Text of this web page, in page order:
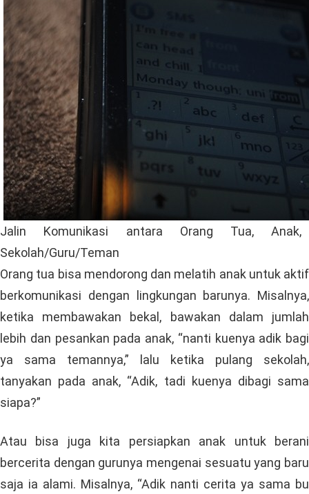
Jalin Komunikasi antara Orang Tua, Anak,
Sekolah/Guru/Teman
Orang tua bisa mendorong dan melatih anak untuk aktif
berkomunikasi dengan lingkungan barunya. Misalnya,
ketika membawakan bekal, bawakan dalam jumlah
lebih dan pesankan pada anak, “nanti kuenya adik bagi
ya sama temannya,” lalu ketika pulang sekolah,
tanyakan pada anak, “Adik, tadi kuenya dibagi sama
siapa?”
Atau bisa juga kita persiapkan anak untuk berani
bercerita dengan gurunya mengenai sesuatu yang baru
saja ia alami. Misalnya, “Adik nanti cerita ya sama bu